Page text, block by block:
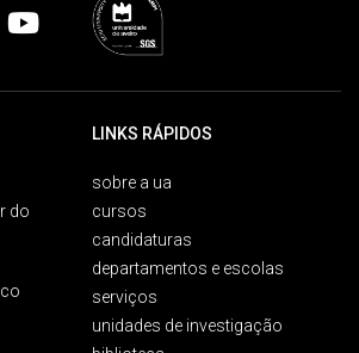
do
LINKS RÁPIDOS
sobre a ua
cursos
candidaturas
departamentos e escolas
serviços
unidades de investigação